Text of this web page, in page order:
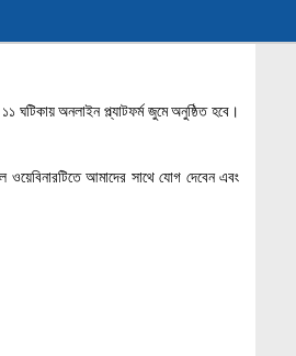
ঘটিকায় অনলাইন প্ল্যাটফর্ম জুমে অনুষ্ঠিত হবে।
আমাদের সাথে যোগ দেবেন এবং